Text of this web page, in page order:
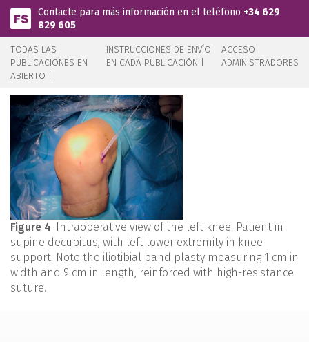
Pasar al contenido principal
Contacte para más información en el teléfono +34 629
829 605
TODAS LAS
PUBLICACIONES EN
ABIERTO |
INSTRUCCIONES DE ENVÍO
EN CADA PUBLICACIÓN |
ACCESO
ADMINISTRADORES
Figure 4. Intraoperative view of the left knee. Patient in
supine decubitus, with left lower extremity in knee
support. Note the iliotibial band plasty measuring 1 cm in
width and 9 cm in length, reinforced with high-resistance
suture.